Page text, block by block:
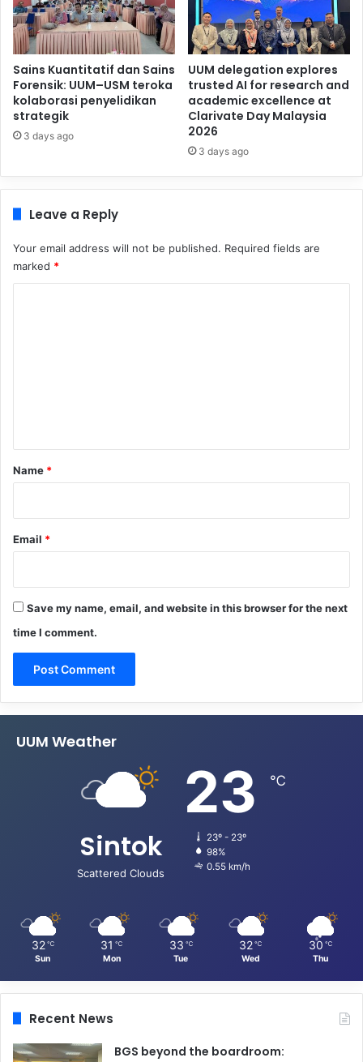
Sains Kuantitatif dan Sains
Forensik: UUM–USM teroka
kolaborasi penyelidikan
strategik
3 days ago
UUM delegation explores
trusted AI for research and
academic excellence at
Clarivate Day Malaysia
2026
3 days ago
Leave a Reply
Your email address will not be published. Required fields are
marked *
*
Name *
Email *
Save my name, email, and website in this browser for the next
time I comment.
UUM Weather
Sintok
Scattered Clouds
23 ℃
23º - 23º
98%
0.55 km/h
32 ℃
Sun
31 ℃
Mon
33 ℃
Tue
32 ℃
Wed
30 ℃
Thu
Recent News
BGS beyond the boardroom: